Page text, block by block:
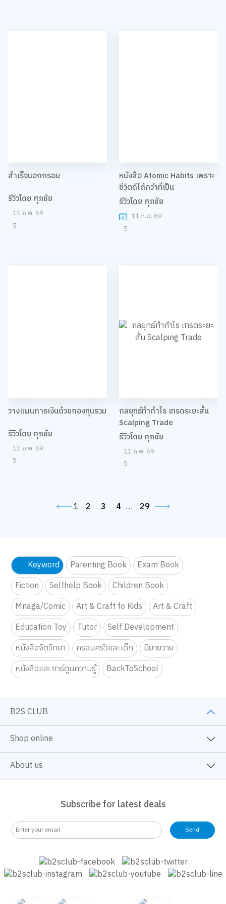
สำเร็จนอกกรอบ
รีวิวโดย ศุภชัย
11 ก.พ. 69
5
หนังสือ Atomic Habits เพราะ
ชีวิตดีได้กว่าที่เป็น
รีวิวโดย ศุภชัย
11 ก.พ. 69
วางแผนการเงินด้วยกองทุนรวม
รีวิวโดย ศุภชัย
11 ก.พ. 69
5
กลยุทธ์ทำกำไร เทรดระยะสั้น
Scalping Trade
รีวิวโดย ศุภชัย
11 ก.พ. 69
1 2 3 4 … 29
Keyword Parenting Book
Exam Book
Fiction
Selfhelp Book
Children Book
Mnaga/Comic
Art & Craft fo Kids
Art & Craft
Education Toy
Tutor
Self Development
หนังสือจิตวิทยา
ครอบครัวและเด็ก
นิยายวาย
หนังสือและการ์ตูนความรู้
BackToSchool
B2S CLUB
Shop online
About us
Subscribe for latest deals
Send